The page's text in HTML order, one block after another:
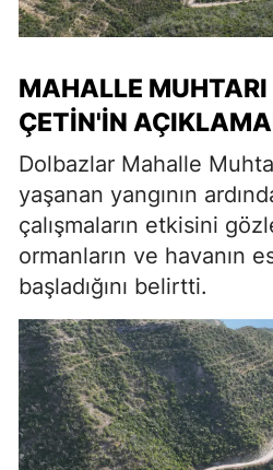
MAHALLE
ÇETIN'IN
Dolbazlar Mahalle
yaşanan yangının
çalışmaların etkisini
ormanların ve havanın
başladığını belirtti.